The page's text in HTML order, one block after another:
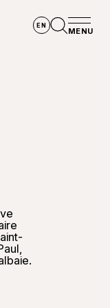
EN
MENU